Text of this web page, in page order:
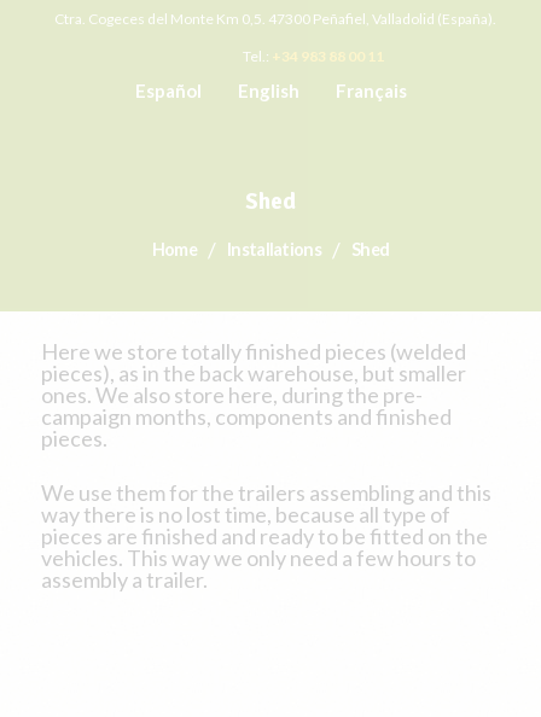
Ctra. Cogeces del Monte Km 0,5. 47300 Peñafiel, Valladolid (España).
Tel.: +34 983 88 00 11
Español English Français
Shed
Home Installations Shed
Here we store totally finished pieces (welded
pieces), as in the back warehouse, but smaller
ones. We also store here, during the pre-
campaign months, components and finished
pieces.
We use them for the trailers assembling and this
way there is no lost time, because all type of
pieces are finished and ready to be fitted on the
vehicles. This way we only need a few hours to
assembly a trailer.